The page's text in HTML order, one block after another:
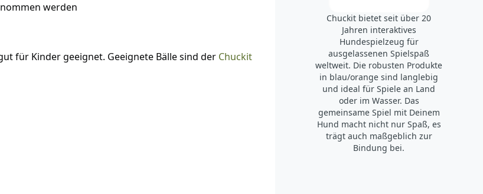
werden
für Kinder geeignet. Geeignete Bälle sind der Chuckit
Chuckit bietet seit über 20
Jahren interaktives
Hundespielzeug für
ausgelassenen Spielspaß
weltweit. Die robusten Produkte
in blau/orange sind langlebig
und ideal für Spiele an Land
oder im Wasser. Das
gemeinsame Spiel mit Deinem
Hund macht nicht nur Spaß, es
trägt auch maßgeblich zur
Bindung bei.